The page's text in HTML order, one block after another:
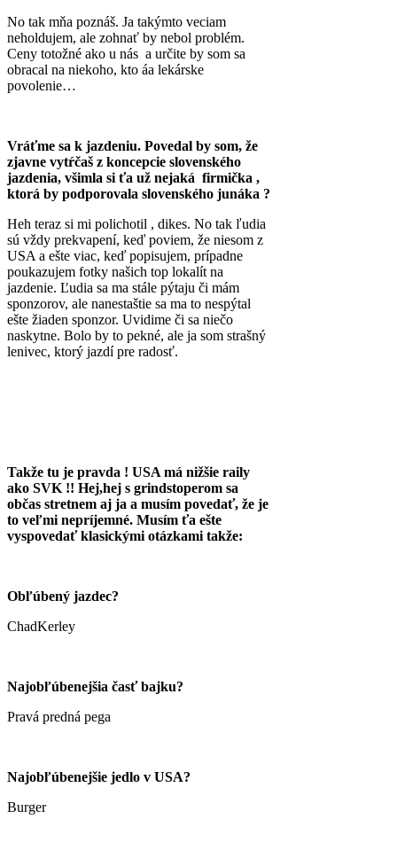
No tak mňa poznáš. Ja takýmto veciam
neholdujem, ale zohnať by nebol problém.
Ceny totožné ako u nás a určite by som sa
obracal na niekoho, kto áa lekárske
povolenie…
Vráťme sa k jazdeniu. Povedal by som, že
zjavne vytŕčaš z koncepcie slovenského
jazdenia, všimla si ťa už nejaká firmička ,
ktorá by podporovala slovenského junáka ?
Heh teraz si mi polichotil , dikes. No tak ľudia
sú vždy prekvapení, keď poviem, že niesom z
USA a ešte viac, keď popisujem, prípadne
poukazujem fotky našich top lokalít na
jazdenie. Ľudia sa ma stále pýtaju či mám
sponzorov, ale nanestaštie sa ma to nespýtal
ešte žiaden sponzor. Uvidime či sa niečo
naskytne. Bolo by to pekné, ale ja som strašný
lenivec, ktorý jazdí pre radosť.
Takže tu je pravda ! USA má nižšie raily
ako SVK !! Hej,hej s grindstoperom sa
občas stretnem aj ja a musím povedať, že je
to veľmi nepríjemné. Musím ťa ešte
vyspovedať klasickými otázkami takže:
Obľúbený jazdec?
ChadKerley
Najobľúbenejšia časť bajku?
Pravá predná pega
Najobľúbenejšie jedlo v USA?
Burger